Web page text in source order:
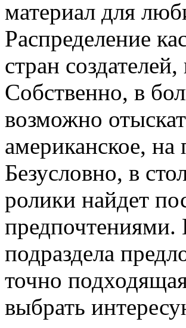
материал для
Распределение
стран
Собственно, в
возможно
американское,
Безусловно, в
ролики найдет
предпочтениями.
подраздела
точно
выбрать